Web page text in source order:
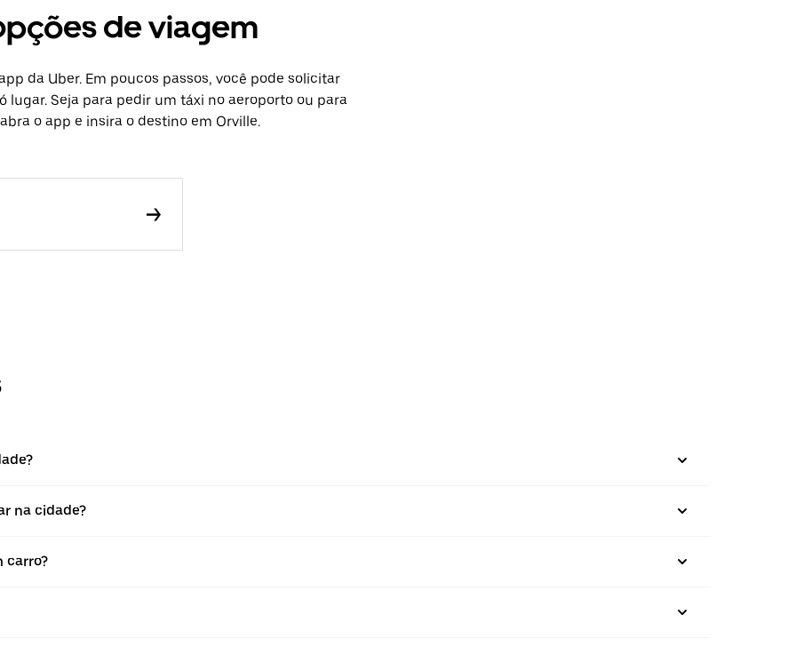
de viagem
da Uber. Em poucos passos, você pode solicitar
lugar. Seja para pedir um táxi no aeroporto ou para
o app e insira o destino em Orville.
na cidade?
carro?